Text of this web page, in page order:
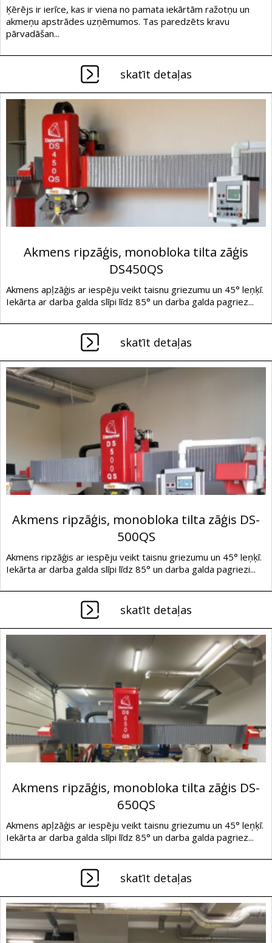
Ķērējs ir ierīce, kas ir viena no pamata iekārtām ražotņu un
akmeņu apstrādes uzņēmumos. Tas paredzēts kravu
pārvadāšan...
skatīt detaļas
Akmens ripzāģis, monobloka tilta zāģis
DS450QS
Akmens apļzāģis ar iespēju veikt taisnu griezumu un 45° leņķī.
Iekārta ar darba galda slīpi līdz 85° un darba galda pagriez...
skatīt detaļas
Akmens ripzāģis, monobloka tilta zāģis DS-
500QS
Akmens ripzāģis ar iespēju veikt taisnu griezumu un 45° leņķī.
Iekārta ar darba galda slīpi līdz 85° un darba galda pagriezi...
skatīt detaļas
Akmens ripzāģis, monobloka tilta zāģis DS-
650QS
Akmens apļzāģis ar iespēju veikt taisnu griezumu un 45° leņķī.
Iekārta ar darba galda slīpi līdz 85° un darba galda pagriez...
skatīt detaļas